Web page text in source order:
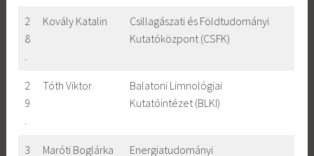
2
8
.
Kovály Katalin
Csillagászati és Földtudományi
Kutatóközpont (CSFK)
2
9
.
Tóth Viktor
Balatoni Limnológiai
Kutatóintézet (BLKI)
3 Maróti Boglárka Energiatudományi